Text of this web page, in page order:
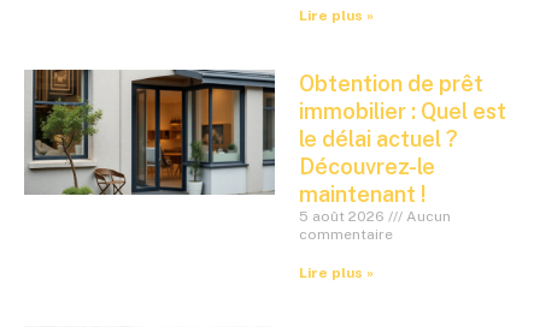
Lire plus »
Obtention de prêt
immobilier : Quel est
le délai actuel ?
Découvrez-le
maintenant !
5 août 2026
Aucun
commentaire
Lire plus »